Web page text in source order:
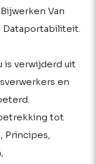
Van
Dataportabiliteit.
is verwijderd uit
en
tot
Principes,